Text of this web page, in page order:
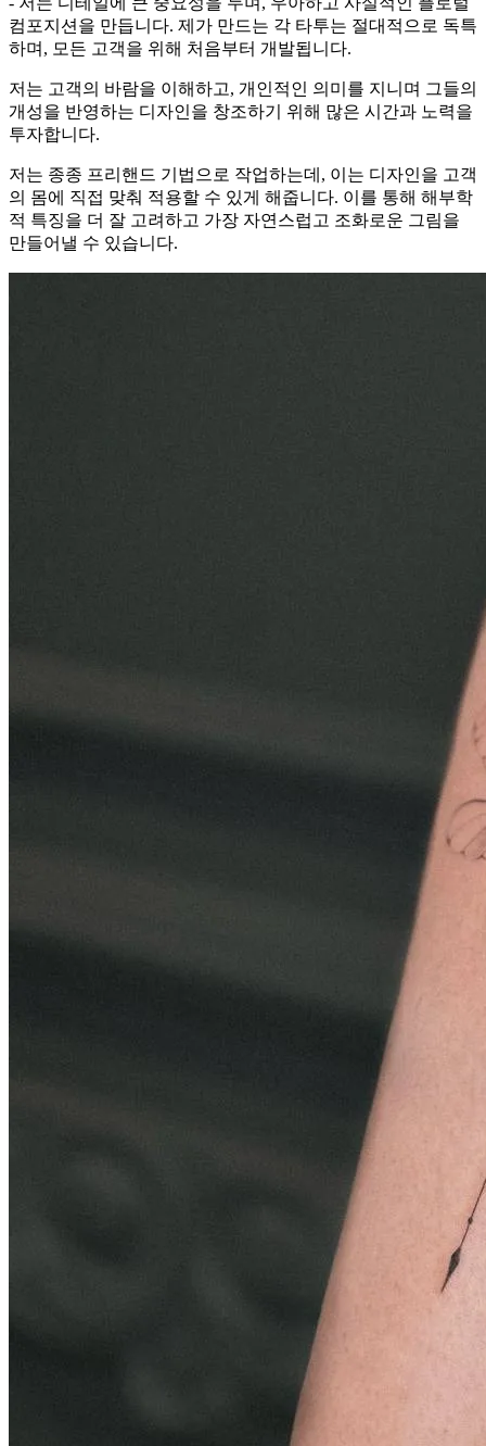
컴포지션을 만듭니다. 제가 만드는 각 타투는 절대적으로 독특
하며, 모든 고객을 위해 처음부터 개발됩니다.
저는 고객의 바람을 이해하고, 개인적인 의미를 지니며 그들의
개성을 반영하는 디자인을 창조하기 위해 많은 시간과 노력을
투자합니다.
저는 종종 프리핸드 기법으로 작업하는데, 이는 디자인을 고객
의 몸에 직접 맞춰 적용할 수 있게 해줍니다. 이를 통해 해부학
적 특징을 더 잘 고려하고 가장 자연스럽고 조화로운 그림을
만들어낼 수 있습니다.